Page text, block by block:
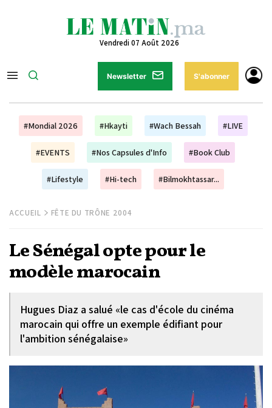
Vendredi 07 Août 2026
Newsletter S'abonner
#Mondial 2026 #Hkayti #Wach Bessah #LIVE
#EVENTS #Nos Capsules d'Info #Book Club
#Lifestyle #Hi-tech #Bilmokhtassar...
ACCUEIL FÊTE DU TRÔNE 2004
Le Sénégal opte pour le
modèle marocain
Hugues Diaz a salué «le cas d'école du cinéma
marocain qui offre un exemple édifiant pour
l'ambition sénégalaise»